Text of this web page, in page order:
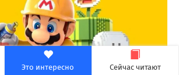
Это интересно Сейчас читают